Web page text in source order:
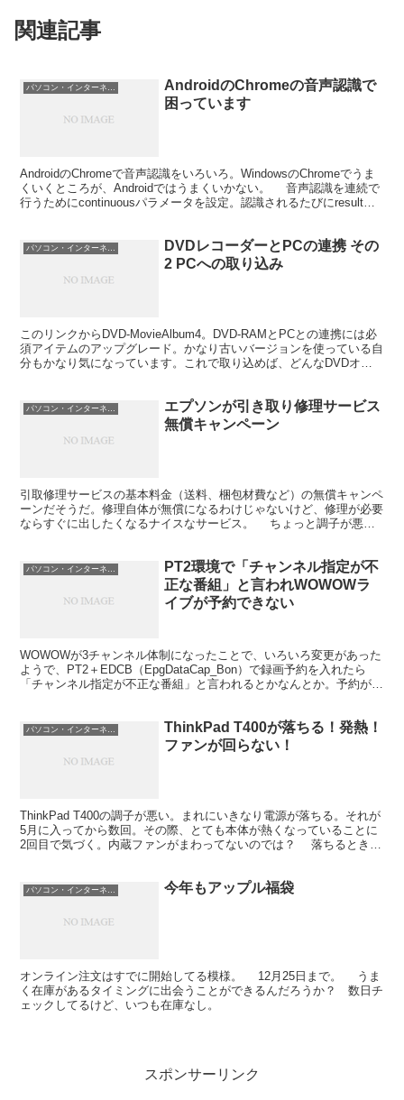
関連記事
パソコン・インターネット
AndroidのChromeの音声認識で
困っています
AndroidのChromeで音声認識をいろいろ。WindowsのChromeでうま
くいくところが、Androidではうまくいかない。 音声認識を連続で
行うためにcontinuousパラメータを設定。認識されるたびにresultが
パソコン・インターネット
DVDレコーダーとPCの連携 その
2 PCへの取り込み
このリンクからDVD-MovieAlbum4。DVD-RAMとPCとの連携には必
須アイテムのアップグレード。かなり古いバージョンを使っている自
分もかなり気になっています。これで取り込めば、どんなDVDオー
パソコン・インターネット
エプソンが引き取り修理サービス
無償キャンペーン
引取修理サービスの基本料金（送料、梱包材費など）の無償キャンペ
ーンだそうだ。修理自体が無償になるわけじゃないけど、修理が必要
ならすぐに出したくなるナイスなサービス。 ちょっと調子が悪い
パソコン・インターネット
PT2環境で「チャンネル指定が不
正な番組」と言われWOWOWラ
イブが予約できない
WOWOWが3チャンネル体制になったことで、いろいろ変更があった
ようで、PT2＋EDCB（EpgDataCap_Bon）で録画予約を入れたら
「チャンネル指定が不正な番組」と言われるとかなんとか。予約が赤
パソコン・インターネット
ThinkPad T400が落ちる！発熱！
ファンが回らない！
ThinkPad T400の調子が悪い。まれにいきなり電源が落ちる。それが
5月に入ってから数回。その際、とても本体が熱くなっていることに
2回目で気づく。内蔵ファンがまわってないのでは？ 落ちるときは
パソコン・インターネット 今年もアップル福袋
オンライン注文はすでに開始してる模様。 12月25日まで。 うま
く在庫があるタイミングに出会うことができるんだろうか？ 数日チ
ェックしてるけど、いつも在庫なし。
スポンサーリンク